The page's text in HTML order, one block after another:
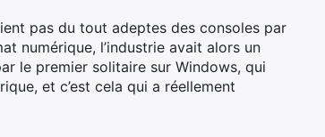
pas du tout adeptes des consoles par
numérique, l’industrie avait alors un
le premier solitaire sur Windows, qui
et c’est cela qui a réellement